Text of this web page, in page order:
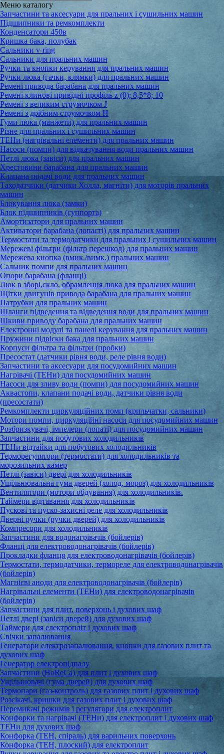
Меню каталогу
Запчастини та аксесуари для пральних і сушильних машин
Підшипники та ремкомплекти
Конденсатори 450в
Кришка бака, полубак
Сальники v-ring
Сальники для пральних машин
Ручки та кнопки керування для пральних машин
Ручки люка (гачки, клямки) для пральних машин
Ремені привода барабана для пральних машин
Ремені клинові привідні профіль z (0); 8,5*8; 10
Ремені з великим струмочком J
Ремені з дрібним струмочком Н
Гуми люка (манжети) для пральних машин
Різне для пральних і сушильних машин
ТЕНи (нагрівальні елементи) для пральних машин
Насоси (помпи) для відкачування води пральних машин
Петлі люка (завіси) для пральних машин
Хрестовини барабана для пральних машин
Клапана подачі води для пральних машин
Таходатчики (датчики Холла, магніти) для моторів пральних
машин
Блокування люка (замки)
Блок підшипників (суппорта)
Амортизатори для пральних машин
Активатори барабана (лопасті) для пральних машин
Термостати та термодатчики для пральних і сушильних машин
Мережеві фільтри (фільтр перешкод) для пральних машин
Мережева кнопка (вмик./вимк.) пральних машин
Сальник помпи для пральних машин
Опори барабана (фланці)
Люк в зборі,скло, обрамлення люка для пральних машин
Щітки двигунів привода барабана для пральних машин
Патрубки для пральних машин
Шланги підведення та відведення води для пральних машин
Шкиви приводу барабана для пральних машин
Електронні модулі та панелі керування для пральних машин
Пружини підвіски бака для пральних машин
Корпуси фільтра та фільтри (пробки)
Пресостат (датчики рівня води, реле рівня води)
Запчастини та аксесуари для посудомийних машин
Нагрівачі (ТЕНи) для посудомийних машин
Насоси для зливу води (помпи) для посудомийних машин
Аквастопи, клапани подачі води, датчики рівня води
(пресостати)
Ремкомплекти циркуляційних помп (крильчатки, сальники)
Мотори помпи, циркуляційні насоси для посудомийних машин
Розбризкувачі, імпелери (лопаті) для посудомийних машин
Запчастини для побутових холодильників
ТЕНи відтайки для побутових холодильників
Терморегулятори (термостати) для холодильників та
морозильних камер
Петлі (завіси) двері для холодильників
Ущільнювальна гума дверей (холод, мороз) для холодильників
Вентилятори (мотори обдування) для холодильників.
Таймери відтавання для холодильників
Пускові та пуско-захисні реле для холодильників
Дверні ручки (ручки дверей) для холодильників
Компресори для холодильників
Запчастини для водонагрівачів (бойлерів)
Фланці для електроводонагрівачів (бойлерів)
Прокладки фланця для електроводонагрівачів (бойлерів)
Термостати, термодатчики, термореле для електроводонагрівачів
(бойлерів)
Магнієві аноди для електроводонагрівачів (бойлерів)
Нагрівальні елементи (ТЕНи) для електроводонагрівачів
(бойлерів)
Запчастини для плит, поверхонь і духових шаф
Петлі двері (завіси дверей) для духових шаф
Таймери для електропліт і духових шаф
Свічки запалювання
Генератори електрозапалювання, кнопки для газових плит та
духових шаф
Генератор електропідпалу
Запчастини (HoReCa) для плит і духових шаф
Ущільнювачі (гума дверей) для духових шаф
Термопари (газ-контроль) для газових плит і духових шаф
Розсікачі, кришки для газових плит і духових шаф
Перемикачі режимів і регулятори для електроплит
Конфорки та нагрівачі (ТЕНи) для електроплит і духових шаф
ТЕНи для духових шаф
Конфорка (ТЕН, спіраль) для варильних поверхонь
Конфорка (ТЕН, плоский) для електроплит